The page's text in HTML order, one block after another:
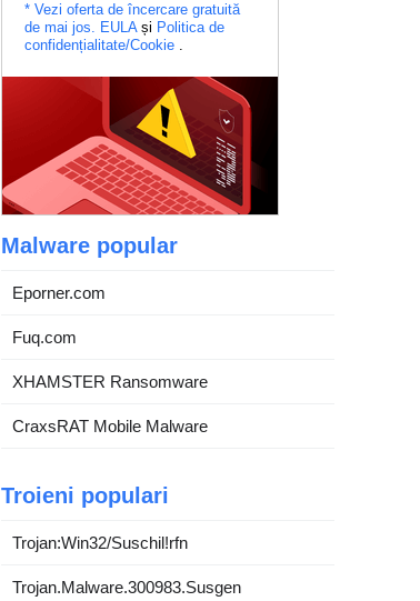
* Vezi oferta de încercare gratuită
de mai jos. EULAși Politica de
confidențialitate/Cookie .
Malware popular
Eporner.com
Fuq.com
XHAMSTER Ransomware
CraxsRAT Mobile Malware
Troieni populari
Trojan:Win32/Suschil!rfn
Trojan.Malware.300983.Susgen